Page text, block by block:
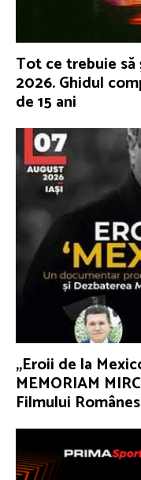
Tot ce trebuie
2026. Ghidul
de 15 ani
„Eroii de la
MEMORIAM
Filmului